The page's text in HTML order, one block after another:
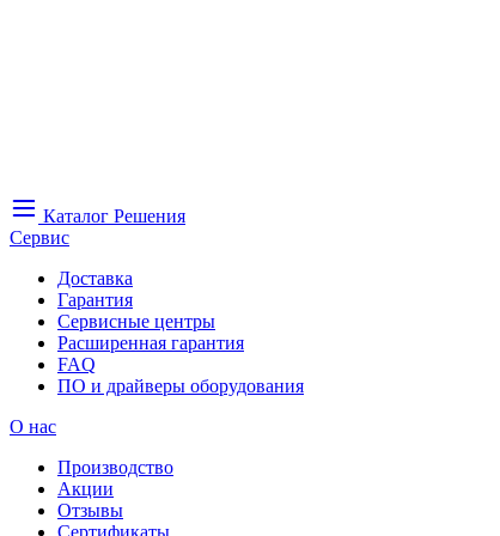
Каталог Решения
Сервис
Доставка
Гарантия
Сервисные центры
Расширенная гарантия
FAQ
ПО и драйверы оборудования
О нас
Производство
Акции
Отзывы
Сертификаты